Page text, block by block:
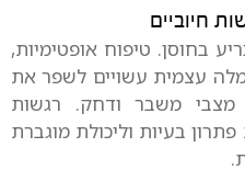
בחוסן. טיפוח אופטימיות,
עצמית עשויים לשפר את
משבר ודחק. רגשות
פתרון בעיות וליכולת מוגברת